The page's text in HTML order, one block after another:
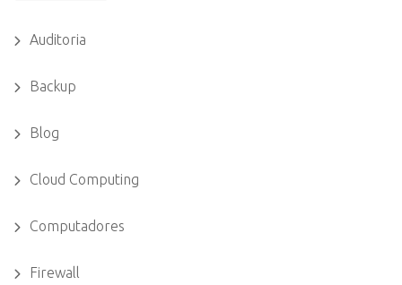
Auditoria
Backup
Blog
Cloud Computing
Computadores
Firewall